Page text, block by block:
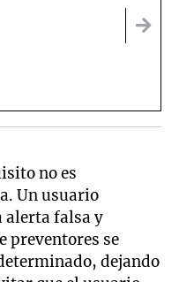
no es
Un usuario
alerta falsa y
preventores se
dejando